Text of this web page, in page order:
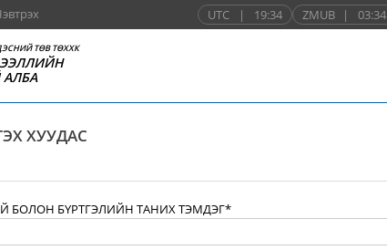
UTC | 19:34 ZMUB | 03:34
ТӨВ ТӨХХК
ХУУДАС
БОЛОН БҮРТГЭЛИЙН ТАНИХ ТЭМДЭГ*